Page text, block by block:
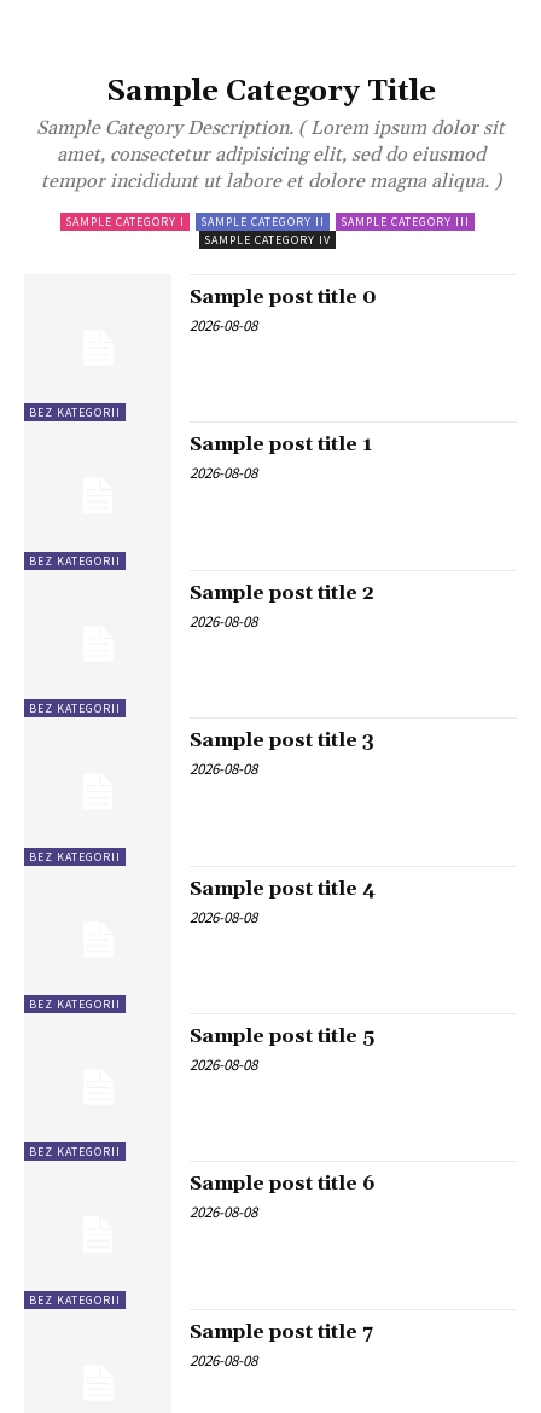
Sample Category Title
Sample Category Description. ( Lorem ipsum dolor sit
amet, consectetur adipisicing elit, sed do eiusmod
tempor incididunt ut labore et dolore magna aliqua. )
SAMPLE CATEGORY I SAMPLE CATEGORY II
SAMPLE CATEGORY III
SAMPLE CATEGORY IV
BEZ KATEGORII
Sample post title 0
2026-08-08
BEZ KATEGORII
Sample post title 1
2026-08-08
BEZ KATEGORII
Sample post title 2
2026-08-08
BEZ KATEGORII
Sample post title 3
2026-08-08
BEZ KATEGORII
Sample post title 4
2026-08-08
BEZ KATEGORII
Sample post title 5
2026-08-08
BEZ KATEGORII
Sample post title 6
2026-08-08
Sample post title 7
2026-08-08